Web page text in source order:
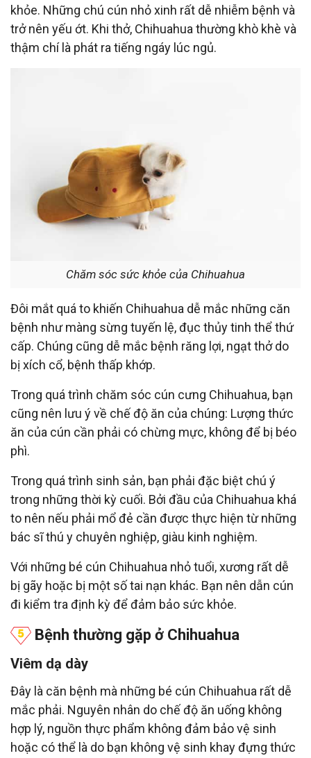
khỏe. Những chú cún nhỏ xinh rất dễ nhiễm bệnh và
trở nên yếu ớt. Khi thở, Chihuahua thường khò khè và
thậm chí là phát ra tiếng ngáy lúc ngủ.
Chăm sóc sức khỏe của Chihuahua
Đôi mắt quá to khiến Chihuahua dễ mắc những căn
bệnh như màng sừng tuyến lệ, đục thủy tinh thể thứ
cấp. Chúng cũng dễ mắc bệnh răng lợi, ngạt thở do
bị xích cổ, bệnh thấp khớp.
Trong quá trình chăm sóc cún cưng Chihuahua, bạn
cũng nên lưu ý về chế độ ăn của chúng: Lượng thức
ăn của cún cần phải có chừng mực, không để bị béo
phì.
Trong quá trình sinh sản, bạn phải đặc biệt chú ý
trong những thời kỳ cuối. Bởi đầu của Chihuahua khá
to nên nếu phải mổ đẻ cần được thực hiện từ những
bác sĩ thú y chuyên nghiệp, giàu kinh nghiệm.
Với những bé cún Chihuahua nhỏ tuổi, xương rất dễ
bị gãy hoặc bị một số tai nạn khác. Bạn nên dẫn cún
đi kiểm tra định kỳ để đảm bảo sức khỏe.
Bệnh thường gặp ở Chihuahua
Viêm dạ dày
Đây là căn bệnh mà những bé cún Chihuahua rất dễ
mắc phải. Nguyên nhân do chế độ ăn uống không
hợp lý, nguồn thực phẩm không đảm bảo vệ sinh
hoặc có thể là do bạn không vệ sinh khay đựng thức